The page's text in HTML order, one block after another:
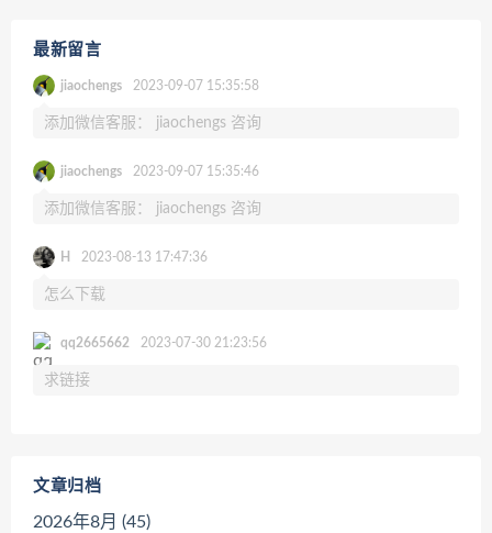
最新留言
jiaochengs 2023-09-07 15:35:58
添加微信客服： jiaochengs 咨询
jiaochengs 2023-09-07 15:35:46
添加微信客服： jiaochengs 咨询
H 2023-08-13 17:47:36
怎么下载
qq2665662 2023-07-30 21:23:56
求链接
文章归档
2026年8月 (45)